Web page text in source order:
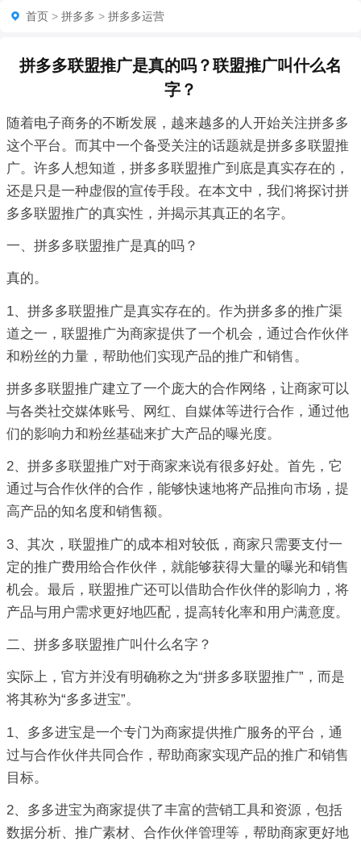
首页 > 拼多多 > 拼多多运营
拼多多联盟推广是真的吗？联盟推广叫什么名
字？
随着电子商务的不断发展，越来越多的人开始关注拼多多
这个平台。而其中一个备受关注的话题就是拼多多联盟推
广。许多人想知道，拼多多联盟推广到底是真实存在的，
还是只是一种虚假的宣传手段。在本文中，我们将探讨拼
多多联盟推广的真实性，并揭示其真正的名字。
一、拼多多联盟推广是真的吗？
真的。
1、拼多多联盟推广是真实存在的。作为拼多多的推广渠
道之一，联盟推广为商家提供了一个机会，通过合作伙伴
和粉丝的力量，帮助他们实现产品的推广和销售。
拼多多联盟推广建立了一个庞大的合作网络，让商家可以
与各类社交媒体账号、网红、自媒体等进行合作，通过他
们的影响力和粉丝基础来扩大产品的曝光度。
2、拼多多联盟推广对于商家来说有很多好处。首先，它
通过与合作伙伴的合作，能够快速地将产品推向市场，提
高产品的知名度和销售额。
3、其次，联盟推广的成本相对较低，商家只需要支付一
定的推广费用给合作伙伴，就能够获得大量的曝光和销售
机会。最后，联盟推广还可以借助合作伙伴的影响力，将
产品与用户需求更好地匹配，提高转化率和用户满意度。
二、拼多多联盟推广叫什么名字？
实际上，官方并没有明确称之为“拼多多联盟推广”，而是
将其称为“多多进宝”。
1、多多进宝是一个专门为商家提供推广服务的平台，通
过与合作伙伴共同合作，帮助商家实现产品的推广和销售
目标。
2、多多进宝为商家提供了丰富的营销工具和资源，包括
数据分析、推广素材、合作伙伴管理等，帮助商家更好地